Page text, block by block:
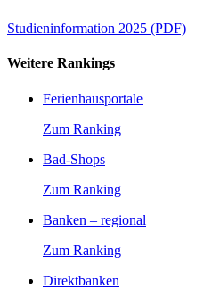
Studieninformation 2025 (PDF)
Weitere Rankings
Ferienhausportale
Zum Ranking
Bad-Shops
Zum Ranking
Banken – regional
Zum Ranking
Direktbanken